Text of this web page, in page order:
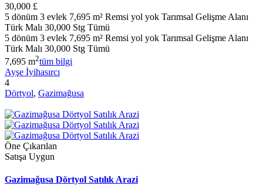
30,000 £
5 dönüm 3 evlek 7,695 m² Remsi yol yok Tarımsal Gelişme Alanı
Türk Malı 30,000 Stg Tümü
5 dönüm 3 evlek 7,695 m² Remsi yol yok Tarımsal Gelişme Alanı
Türk Malı 30,000 Stg Tümü
7,695 m2tüm bilgi
Ayşe İyihasırcı
4
Dörtyol, Gazimağusa
Öne Çıkarılan
Satışa Uygun
Gazimağusa Dörtyol Satılık Arazi